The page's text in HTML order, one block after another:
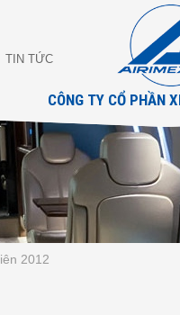
CÔNG TY CỔ PHẦN
TIN TỨC
2012